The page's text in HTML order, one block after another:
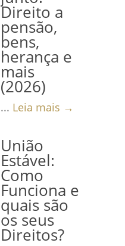
Direito a
pensão,
bens,
herança e
mais
(2026)
... Leia mais →
União
Estável:
Como
Funciona e
quais são
os seus
Direitos?